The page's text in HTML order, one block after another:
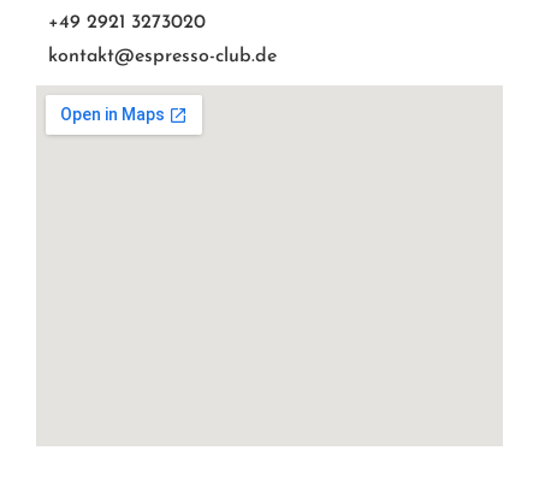
+49 2921 3273020
kontakt@espresso-club.de